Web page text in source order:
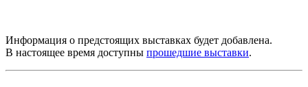
Информация о предстоящих выставках будет добавлена.
В настоящее время доступны прошедшие выставки.